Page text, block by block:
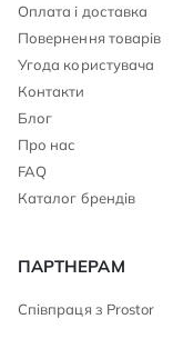
Оплата і доставка
Повернення товарів
Угода користувача
Контакти
Блог
Про нас
FAQ
Каталог брендів
ПАРТНЕРАМ
Співпраця з Prostor